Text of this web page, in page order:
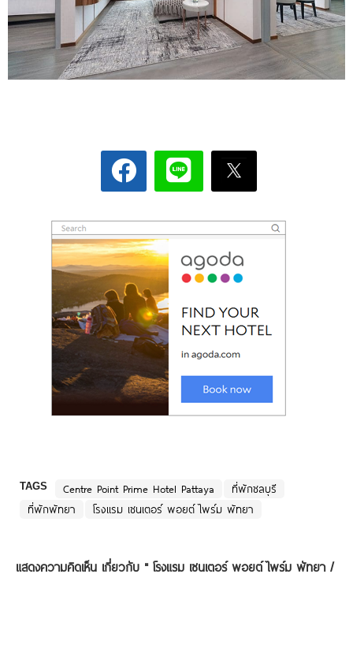
TAGS Centre Point Prime Hotel Pattaya
ที่พักชลบุรี
ที่พักพัทยา
โรงแรม เซนเตอร์ พอยต์ ไพร์ม พัทยา
แสดงความคิดเห็น เกี่ยวกับ " โรงแรม เซนเตอร์ พอยต์ ไพร์ม พัทยา /